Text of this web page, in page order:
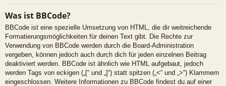
Was ist BBCode?
BBCode ist eine spezielle Umsetzung von HTML, die dir weitreichende
Formatierungsmöglichkeiten für deinen Text gibt. Die Rechte zur
Verwendung von BBCode werden durch die Board-Administration
vergeben, können jedoch auch durch dich für jeden einzelnen Beitrag
deaktiviert werden. BBCode ist ähnlich wie HTML aufgebaut, jedoch
werden Tags von eckigen („[“ und „]“) statt spitzen („<“ und „>“) Klammern
eingeschlossen. Weitere Informationen zu BBCode findest du auf einer